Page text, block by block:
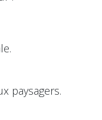
paysagers.